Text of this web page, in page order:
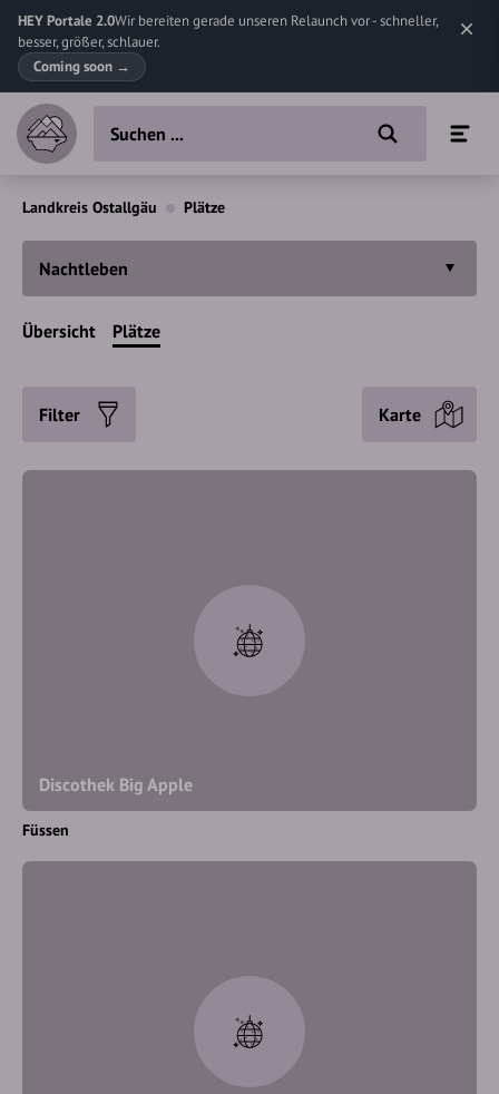
HEY Portale 2.0Wir bereiten gerade unseren Relaunch vor - schneller,
besser, größer, schlauer.
Coming soon →
Landkreis Ostallgäu Plätze
Nachtleben
Übersicht Plätze
Filter Karte
Discothek Big Apple
Füssen